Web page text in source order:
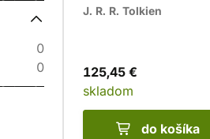
0
0
J. R. R. Tolkien
125,45 €
skladom
do košíka